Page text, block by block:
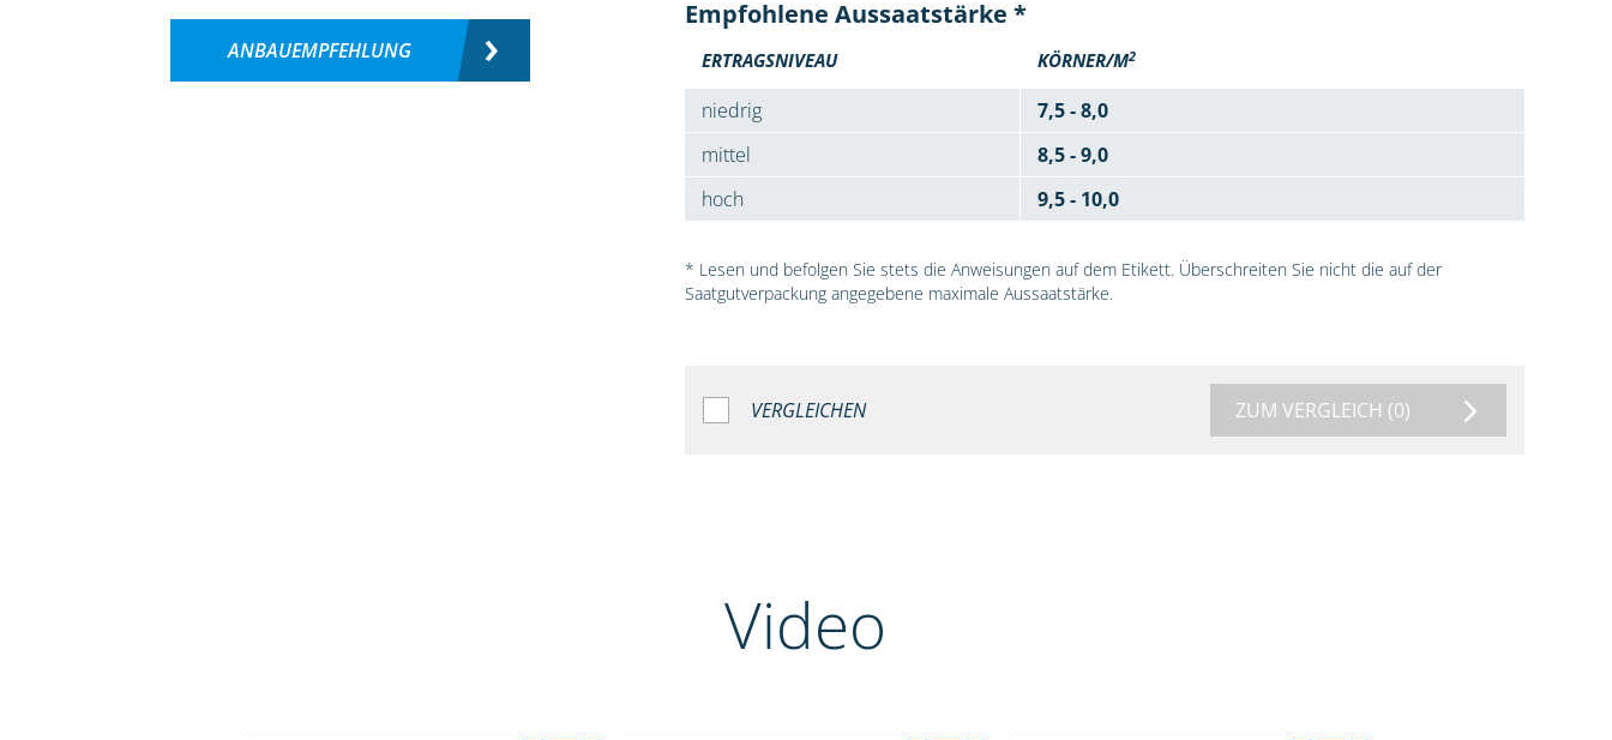
ANBAUEMPFEHLUNG
Empfohlene Aussaatstärke *
ERTRAGSNIVEAU KÖRNER/M2
niedrig
7,5 - 8,0
mittel
8,5 - 9,0
hoch
9,5 - 10,0
* Lesen und befolgen Sie stets die Anweisungen auf dem Etikett. Überschreiten Sie nicht die auf der
Saatgutverpackung angegebene maximale Aussaatstärke.
VERGLEICHEN ZUM VERGLEICH (0)
Video